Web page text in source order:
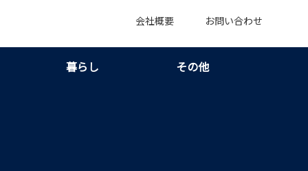
会社概要 お問い合わせ
暮らし その他